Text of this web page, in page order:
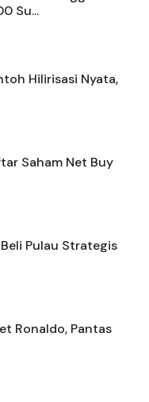
Su...
Hilirisasi Nyata,
Saham Net Buy
Pulau Strategis
Ronaldo, Pantas